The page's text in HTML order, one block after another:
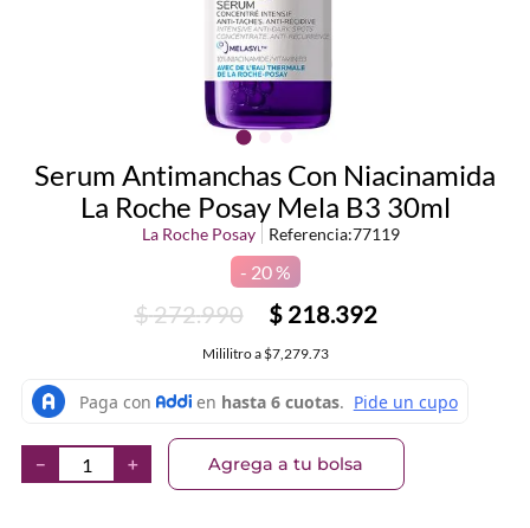
Serum Antimanchas Con Niacinamida
La Roche Posay Mela B3 30ml
La Roche Posay Referencia:77119
20 %
$272.990 $ 218.392
Mililitroa $7,279.73
＋
－ Agrega a tu bolsa